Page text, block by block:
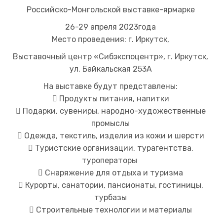
Российско-Монгольской выставке-ярмарке
26-29 апреля 2023года
Место проведения: г. Иркутск,
Выставочный центр «Сибэкспоцентр», г. Иркутск,
ул. Байкальская 253А
На выставке будут представлены:
 Продукты питания, напитки
 Подарки, сувениры, народно-художественные
промыслы
 Одежда, текстиль, изделия из кожи и шерсти
 Туристские организации, турагентства,
туроператоры
 Снаряжение для отдыха и туризма
 Курорты, санатории, пансионаты, гостиницы,
турбазы
 Строительные технологии и материалы